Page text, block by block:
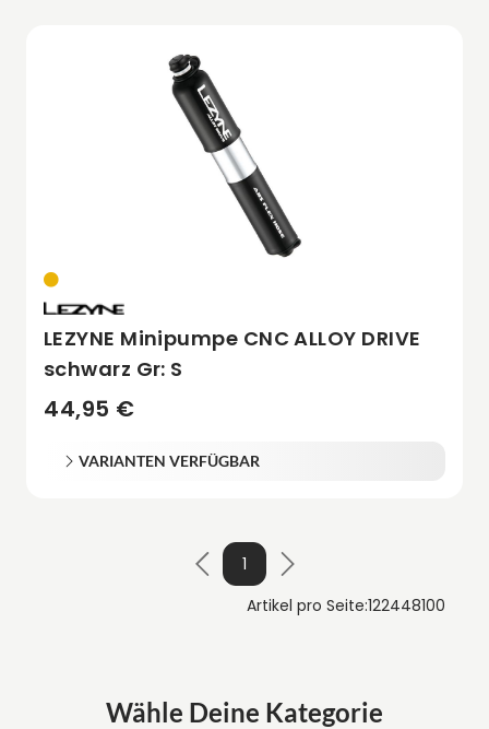
LEZYNE Minipumpe CNC ALLOY DRIVE
schwarz Gr: S
44,95 €
VARIANTEN VERFÜGBAR
1
Artikel pro Seite:122448100
Wähle Deine Kategorie